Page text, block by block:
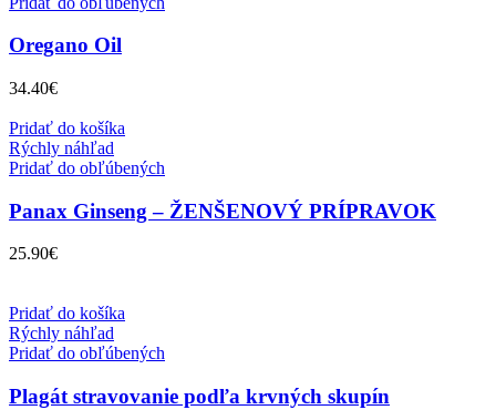
Oregano Oil
34.40€
Pridať do košíka
Rýchly náhľad
Pridať do obľúbených
Panax Ginseng – ŽENŠENOVÝ PRÍPRAVOK
25.90€
Pridať do košíka
Rýchly náhľad
Pridať do obľúbených
Plagát stravovanie podľa krvných skupín